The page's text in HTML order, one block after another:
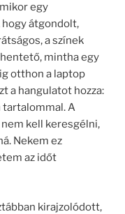
egy
átgondolt,
a színek
mintha egy
otthon a laptop
a hangulatot hozza:
tartalommal. A
kell keresgélni,
Nekem ez
az időt
kirajzolódott,